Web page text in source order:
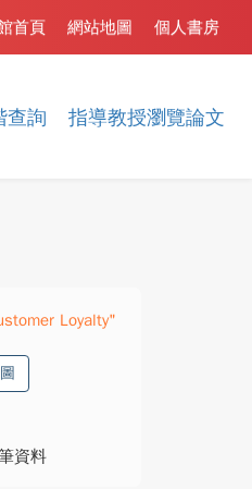
查詢 指導教授瀏覽論文
個人書房
網站地圖
首頁
Loyalty"
資料